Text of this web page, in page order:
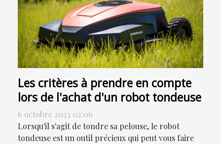
Les critères à prendre en compte
lors de l'achat d'un robot tondeuse
6 octobre 2023 02:06
Lorsqu'il s'agit de tondre sa pelouse, le robot
tondeuse est un outil précieux qui peut vous faire